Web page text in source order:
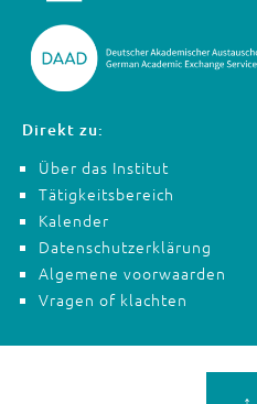
Direkt zu:
Über das Institut
Tätigkeitsbereich
Kalender
Datenschutzerklärung
Algemene voorwaarden
Vragen of klachten